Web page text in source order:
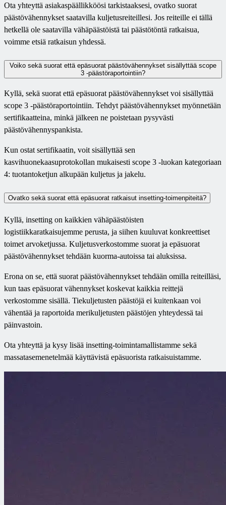
Ota yhteyttä asiakaspäällikköösi tarkistaaksesi, ovatko suorat
päästövähennykset saatavilla kuljetusreiteillesi. Jos reiteille ei tällä
hetkellä ole saatavilla vähäpäästöistä tai päästötöntä ratkaisua,
voimme etsiä ratkaisun yhdessä.
Voiko sekä suorat että epäsuorat päästövähennykset sisällyttää scope
3 -päästöraportointiin?
Kyllä, sekä suorat että epäsuorat päästövähennykset voi sisällyttää
scope 3 -päästöraportointiin. Tehdyt päästövähennykset myönnetään
sertifikaatteina, minkä jälkeen ne poistetaan pysyvästi
päästövähennyspankista.
Kun ostat sertifikaatin, voit sisällyttää sen
kasvihuonekaasuprotokollan mukaisesti scope 3 -luokan kategoriaan
4: tuotantoketjun alkupään kuljetus ja jakelu.
Ovatko sekä suorat että epäsuorat ratkaisut insetting-toimenpiteitä?
Kyllä, insetting on kaikkien vähäpäästöisten
logistiikkaratkaisujemme perusta, ja siihen kuuluvat konkreettiset
toimet arvoketjussa. Kuljetusverkostomme suorat ja epäsuorat
päästövähennykset tehdään kuorma-autoissa tai aluksissa.
Erona on se, että suorat päästövähennykset tehdään omilla reiteilläsi,
kun taas epäsuorat vähennykset koskevat kaikkia reittejä
verkostomme sisällä. Tiekuljetusten päästöjä ei kuitenkaan voi
vähentää ja raportoida merikuljetusten päästöjen yhteydessä tai
päinvastoin.
Ota yhteyttä ja kysy lisää insetting-toimintamallistamme sekä
massatasemenetelmää käyttävistä epäsuorista ratkaisuistamme.